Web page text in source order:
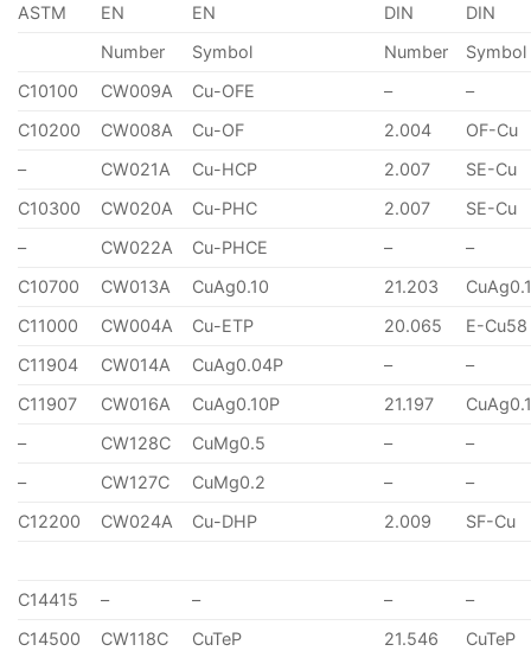
ASTM EN EN DIN
DIN
Number
Symbol Number
Symbol
C10100
CW009A Cu-OFE –
–
C10200
CW008A Cu-OF 2.004
OF-Cu
–
CW021A Cu-HCP 2.007
SE-Cu
C10300
CW020A Cu-PHC 2.007
SE-Cu
–
CW022A Cu-PHCE –
–
C10700
CW013A CuAg0.10 21.203
C11000
CW004A Cu-ETP 20.065
E-Cu58
C11904
CW014A CuAg0.04P –
–
C11907
CW016A CuAg0.10P 21.197
–
CW128C CuMg0.5 –
–
–
CW127C CuMg0.2 –
–
C12200
CW024A Cu-DHP 2.009 SF-Cu
C14415 – – –
–
C14500
CW118C CuTeP 21.546
CuTeP